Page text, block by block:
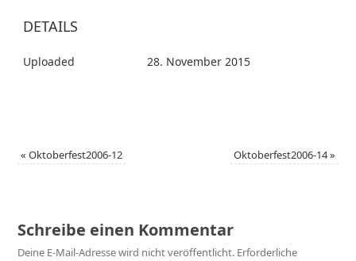
DETAILS
Uploaded 28. November 2015
« Oktoberfest2006-12 Oktoberfest2006-14»
Schreibe einen Kommentar
Deine E-Mail-Adresse wird nicht veröffentlicht. Erforderliche